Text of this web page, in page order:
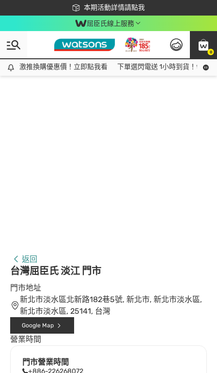
本期活動詳情請點我
下載app最高回饋$350
屈臣氏線上服務
0
激推換購優惠價！立即點我看
激推換購優惠價！立即點我看 下單選閃電送 1小時到貨！領神
返回
台灣屈臣氏 淡江 門市
門市地址
新北市淡水區北新路182巷5號, 新北市, 新北市淡水區,
新北市淡水區, 25141, 台灣
Google Map
營業時間
門市營業時間
+886-226268072